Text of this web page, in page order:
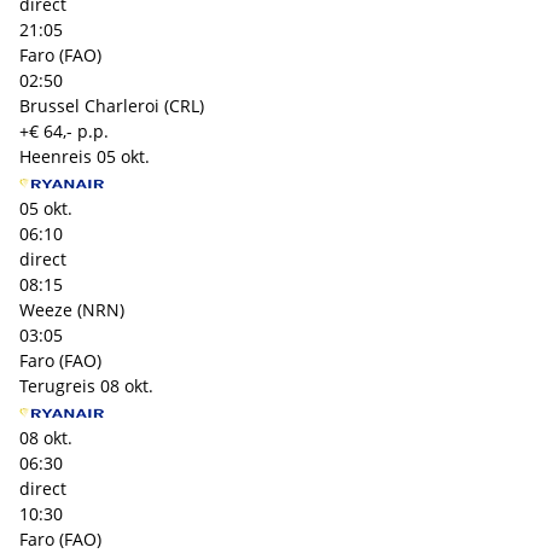
21:05
Faro (FAO)
02:50
Brussel Charleroi (CRL)
+€ 64,- p.p.
Heenreis 05 okt.
05 okt.
06:10
direct
08:15
Weeze (NRN)
03:05
Faro (FAO)
Terugreis 08 okt.
08 okt.
06:30
direct
10:30
Faro (FAO)